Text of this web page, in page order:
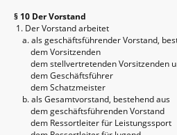
§ 10 Der Vorstand
1. Der Vorstand arbeitet
a. als geschäftsführender Vorstand,
dem Vorsitzenden
dem stellvertretenden Vorsitzenden
dem Geschäftsführer
dem Schatzmeister
b. als Gesamtvorstand, bestehend aus
dem geschäftsführenden Vorstand
dem Ressortleiter für Leistungssport